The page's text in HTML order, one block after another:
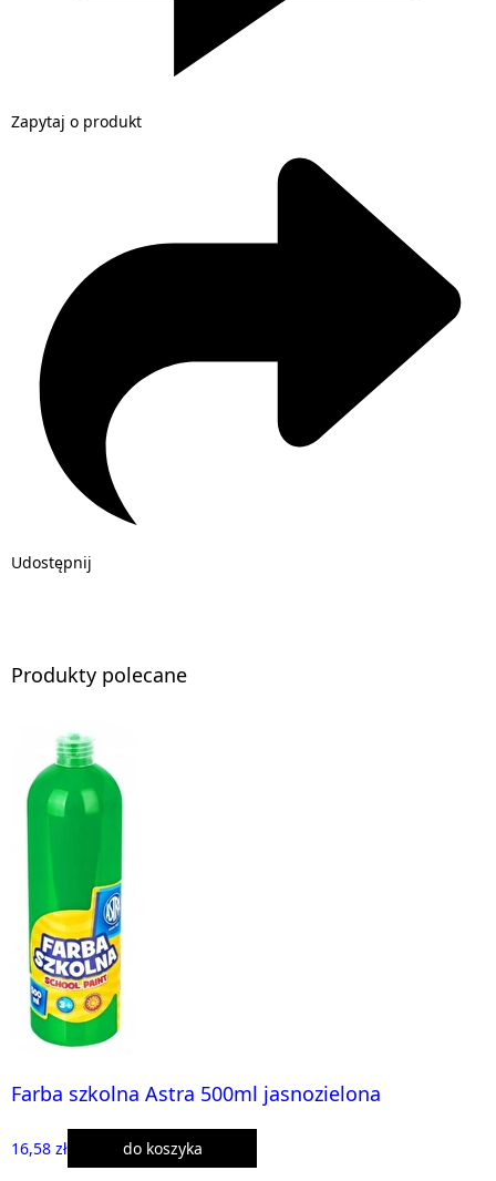
Zapytaj o produkt
Udostępnij
Produkty polecane
Farba szkolna Astra 500ml jasnozielona
16,58 zł do koszyka